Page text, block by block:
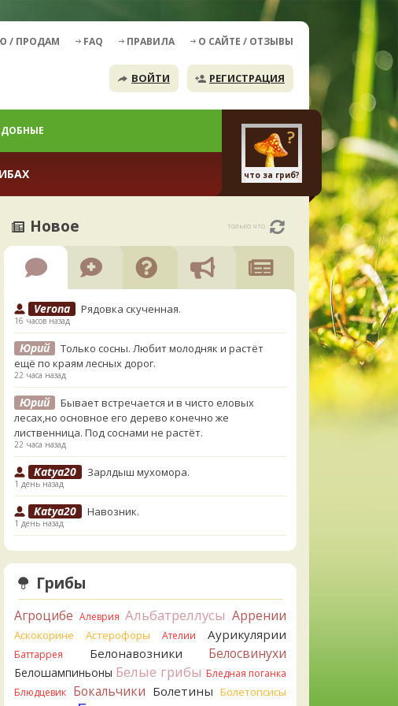
/ ПРОДАМ FAQ ПРАВИЛА О САЙТЕ / ОТЗЫВЫ
ВОЙТИ РЕГИСТРАЦИЯ
что за гриб?
Новое только что
Verona Рядовка скученная.
16 часов назад
Юрий
Только сосны. Любит молодняк и растёт
ещё по краям лесных дорог.
22 часа назад
Юрий
Бывает встречается и в чисто еловых
лесах,но основное его дерево конечно же
лиственница. Под соснами не растёт.
22 часа назад
Katya20 Зарлдыш мухомора.
1 день назад
Katya20 Навозник.
1 день назад
Verona Скорее всего он.
2 дня назад
Verona
Что-то из рядовок. Цвета на фото вряд
2 дня назад
Verona
Рядовка мыльная, судя по пластинкам.
Правильно сделали, что не взяли.
2 дня назад
BorisM Подгруздок чёрный, или близкие виды
Грибы
Агроцибе Алеврия Альбатреллусы Аррении
Аскокорине Астерофоры Ателии Аурикулярии
Баттаррея Белонавозники Белосвинухи
Белошампиньоны Белые грибы Бледная поганка
Блюдцевик
Бокальчики Болетины Болетопсисы